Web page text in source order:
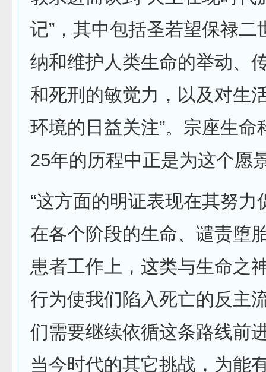
记”，其中包括圣若望保禄二
纳和维护人类生命的举动、
和死刑的敏觉力，以及对生
环境的日益关注”。宗座生命
25年的历程中正是为这个愿
“这方面的明证表现在其努力
在各个阶段的生命、谴责堕
患者工作上，这类与生命之
行为使我们陷入死亡的反主
们需要继续依循这条路线前
当今时代的其它挑战，为能